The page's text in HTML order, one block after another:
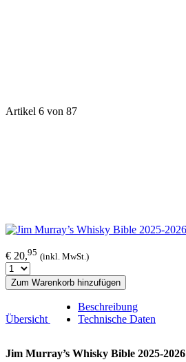
Artikel 6 von 87
€ 20,95 (inkl. MwSt.)
Zum Warenkorb hinzufügen
Übersicht
Beschreibung
Technische Daten
Jim Murray’s Whisky Bible 2025-2026